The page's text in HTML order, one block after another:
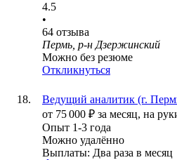
4.5
•
64 отзыва
Пермь, р-н Дзержинский
Можно без резюме
Откликнуться
Ведущий аналитик (г.
от 75 000 ₽ за месяц, на
Опыт 1-3 года
Можно удалённо
Выплаты: Два раза в месяц